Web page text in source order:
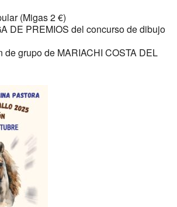
(Migas 2 €)
DE PREMIOS del concurso de dibujo
de grupo de MARIACHI COSTA DEL